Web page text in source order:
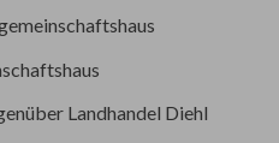
Landhandel Diehl